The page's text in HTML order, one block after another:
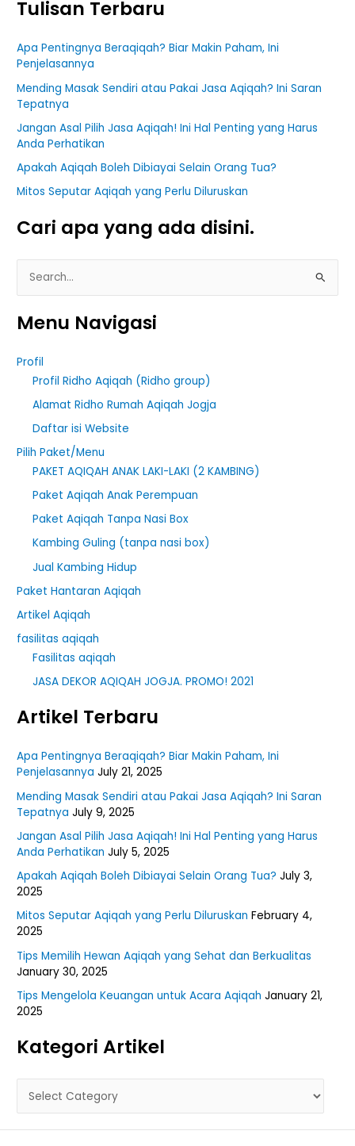
Tulisan Terbaru
Apa Pentingnya Beraqiqah? Biar Makin Paham, Ini
Penjelasannya
Mending Masak Sendiri atau Pakai Jasa Aqiqah? Ini Saran
Tepatnya
Jangan Asal Pilih Jasa Aqiqah! Ini Hal Penting yang Harus
Anda Perhatikan
Apakah Aqiqah Boleh Dibiayai Selain Orang Tua?
Mitos Seputar Aqiqah yang Perlu Diluruskan
Cari apa yang ada disini.
e
a
c
r
Menu Navigasi
Profil
Profil Ridho Aqiqah (Ridho group)
Alamat Ridho Rumah Aqiqah Jogja
Daftar isi Website
Pilih Paket/Menu
PAKET AQIQAH ANAK LAKI-LAKI (2 KAMBING)
Paket Aqiqah Anak Perempuan
Paket Aqiqah Tanpa Nasi Box
Kambing Guling (tanpa nasi box)
Jual Kambing Hidup
Paket Hantaran Aqiqah
Artikel Aqiqah
fasilitas aqiqah
Fasilitas aqiqah
JASA DEKOR AQIQAH JOGJA. PROMO! 2021
Artikel Terbaru
Apa Pentingnya Beraqiqah? Biar Makin Paham, Ini
Penjelasannya July 21, 2025
Mending Masak Sendiri atau Pakai Jasa Aqiqah? Ini Saran
Tepatnya July 9, 2025
Jangan Asal Pilih Jasa Aqiqah! Ini Hal Penting yang Harus
Anda Perhatikan July 5, 2025
Apakah Aqiqah Boleh Dibiayai Selain Orang Tua? July 3,
2025
Mitos Seputar Aqiqah yang Perlu Diluruskan February 4,
2025
Tips Memilih Hewan Aqiqah yang Sehat dan Berkualitas
January 30, 2025
Tips Mengelola Keuangan untuk Acara Aqiqah January 21,
2025
Kategori Artikel